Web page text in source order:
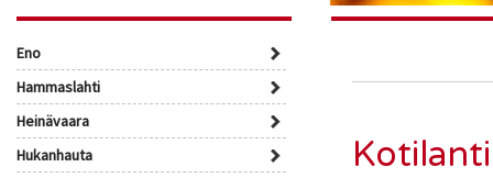
Eno
Hammaslahti
Heinävaara
Hukanhauta